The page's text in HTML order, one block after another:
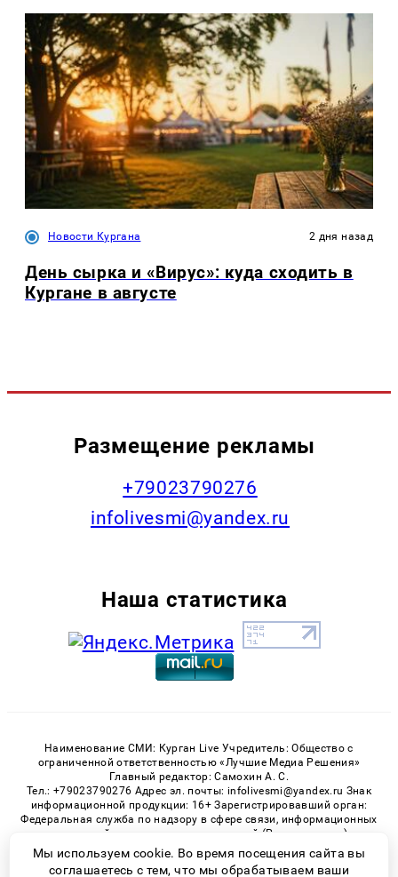
Новости Кургана 2 дня назад
День сырка и «Вирус»: куда сходить в
Кургане в августе
Размещение рекламы
+79023790276
infolivesmi@yandex.ru
Наша статистика
Наименование СМИ: Курган Live Учредитель: Общество с
ограниченной ответственностью «Лучшие Медиа Решения»
Главный редактор: Самохин А. С.
Тел.: +79023790276 Адрес эл. почты: infolivesmi@yandex.ru Знак
информационной продукции: 16+ Зарегистрировавший орган:
Федеральная служба по надзору в сфере связи, информационных
технологий и массовых коммуникаций (Роскомнадзор)
Регистрационный номер СМИ ЭЛ № ФС 77 - 82535 от 21.01.2022
Мы используем cookie. Во время посещения сайта вы
соглашаетесь с тем, что мы обрабатываем ваши